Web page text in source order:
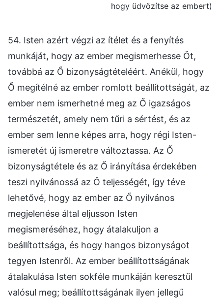
hogy üdvözítse az embert)
54. Isten azért végzi az ítélet és a fenyítés
munkáját, hogy az ember megismerhesse Őt,
továbbá az Ő bizonyságtételéért. Anékül, hogy
Ő megítélné az ember romlott beállítottságát, az
ember nem ismerhetné meg az Ő igazságos
természetét, amely nem tűri a sértést, és az
ember sem lenne képes arra, hogy régi Isten-
ismeretét új ismeretre változtassa. Az Ő
bizonyságtétele és az Ő irányítása érdekében
teszi nyilvánossá az Ő teljességét, így téve
lehetővé, hogy az ember az Ő nyilvános
megjelenése által eljusson Isten
megismeréséhez, hogy átalakuljon a
beállítottsága, és hogy hangos bizonyságot
tegyen Istenről. Az ember beállítottságának
átalakulása Isten sokféle munkáján keresztül
valósul meg; beállítottságának ilyen jellegű